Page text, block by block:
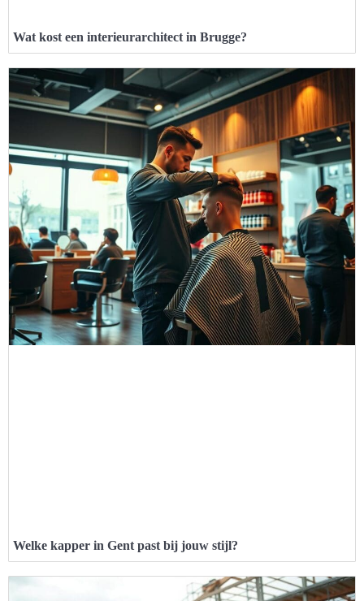
Wat kost een interieurarchitect in Brugge?
Welke kapper in Gent past bij jouw stijl?